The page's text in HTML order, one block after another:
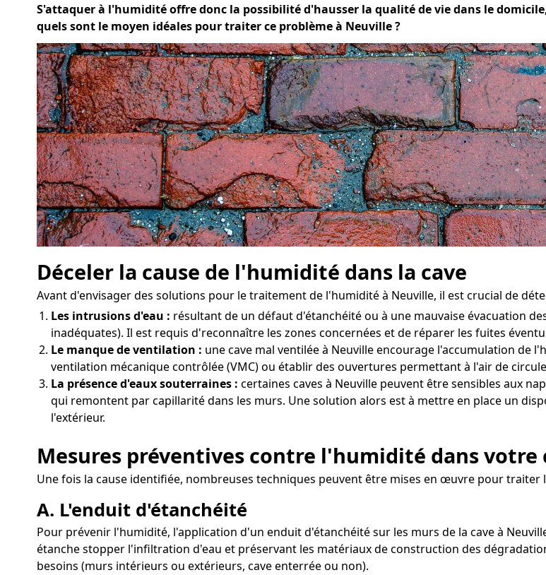
S'attaquer à l'humidité offre donc la possibilité d'hausser la qualité de vie dans le
quels sont le moyen idéales pour traiter ce problème à Neuville ?
Déceler la cause de l'humidité dans la cave
Avant d'envisager des solutions pour le traitement de l'humidité à Neuville, il est crucial de
Les intrusions d'eau : résultant de un défaut d'étanchéité ou à une mauvaise évacuation
inadéquates). Il est requis d'reconnaître les zones concernées et de réparer les fuites
Le manque de ventilation : une cave mal ventilée à Neuville encourage l'accumulation de
ventilation mécanique contrôlée (VMC) ou établir des ouvertures permettant à l'air de
La présence d'eaux souterraines : certaines caves à Neuville peuvent être sensibles aux
qui remontent par capillarité dans les murs. Une solution alors est à mettre en place un
l'extérieur.
Mesures préventives contre l'humidité dans votre
Une fois la cause identifiée, nombreuses techniques peuvent être mises en œuvre pour traiter
A. L'enduit d'étanchéité
Pour prévenir l'humidité, l'application d'un enduit d'étanchéité sur les murs de la cave à
étanche stopper l'infiltration d'eau et préservant les matériaux de construction des
besoins (murs intérieurs ou extérieurs, cave enterrée ou non).